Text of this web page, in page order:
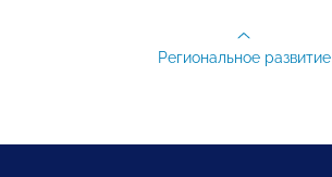
Региональное развитие